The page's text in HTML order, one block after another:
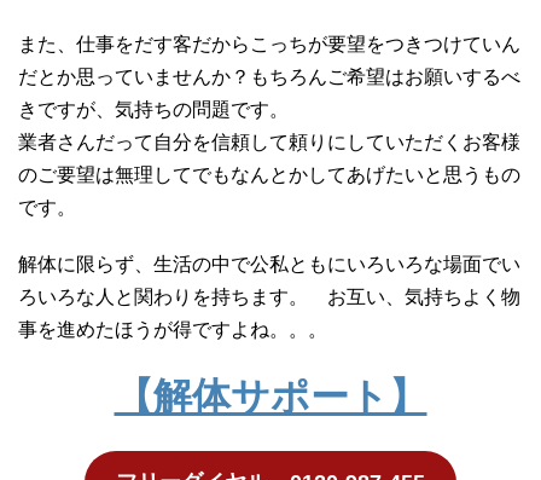
また、仕事をだす客だからこっちが要望をつきつけていん
だとか思っていませんか？もちろんご希望はお願いするべ
きですが、気持ちの問題です。
業者さんだって自分を信頼して頼りにしていただくお客様
のご要望は無理してでもなんとかしてあげたいと思うもの
です。
解体に限らず、生活の中で公私ともにいろいろな場面でい
ろいろな人と関わりを持ちます。 お互い、気持ちよく物
事を進めたほうが得ですよね。。。
【解体サポート】